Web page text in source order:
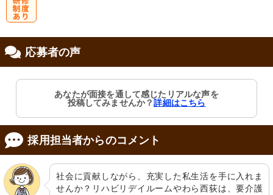
応募者の声
あなたが面接を通して感じたリアルな声を
投稿してみませんか？詳細はこちら
採用担当者からのコメント
社会に貢献しながら、充実した私生活を手に入れま
せんか？リハビリデイルームやわら西荻は、要介護